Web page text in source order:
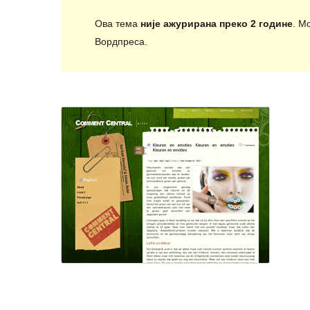
Ова тема није ажурирана преко 2 године.
Вордпреса.